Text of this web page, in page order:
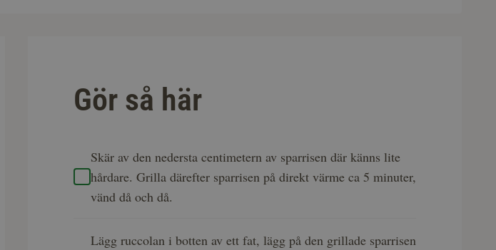
Gör så här
Skär av den nedersta centimetern av sparrisen där känns lite
hårdare. Grilla därefter sparrisen på direkt värme ca 5 minuter,
vänd då och då.
Lägg ruccolan i botten av ett fat, lägg på den grillade sparrisen